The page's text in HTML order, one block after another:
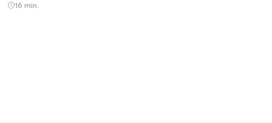
16 min.